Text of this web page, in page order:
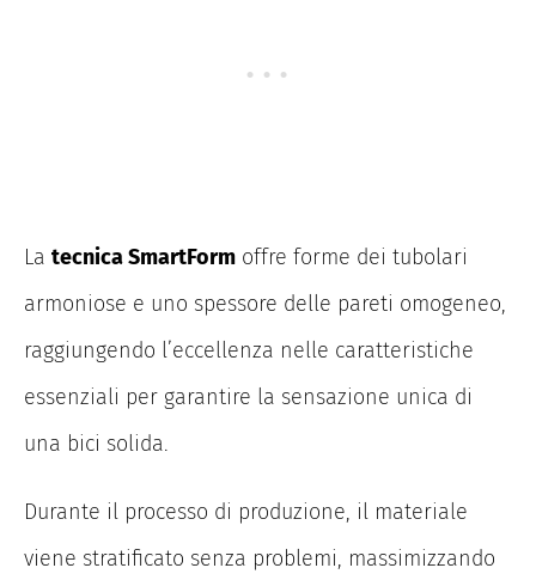
La tecnica SmartForm offre forme dei tubolari
armoniose e uno spessore delle pareti omogeneo,
raggiungendo l’eccellenza nelle caratteristiche
essenziali per garantire la sensazione unica di
una bici solida.
Durante il processo di produzione, il materiale
viene stratificato senza problemi, massimizzando